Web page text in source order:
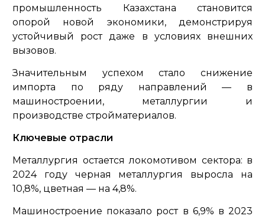
промышленность Казахстана становится
опорой новой экономики, демонстрируя
устойчивый рост даже в условиях внешних
вызовов.
Значительным успехом стало снижение
импорта по ряду направлений — в
машиностроении, металлургии и
производстве стройматериалов.
Ключевые отрасли
Металлургия остается локомотивом сектора: в
2024 году черная металлургия выросла на
10,8%, цветная — на 4,8%.
Машиностроение показало рост в 6,9% в 2023